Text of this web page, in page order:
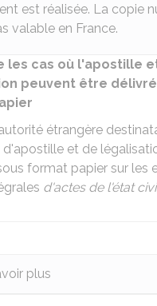
est réalisée. La copie
valable en France.
les cas où l'apostille
peuvent être
étrangère
et de
format papier sur les
d'actes de l'état
plus